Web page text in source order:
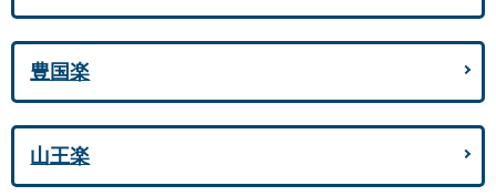
豊国楽
山王楽